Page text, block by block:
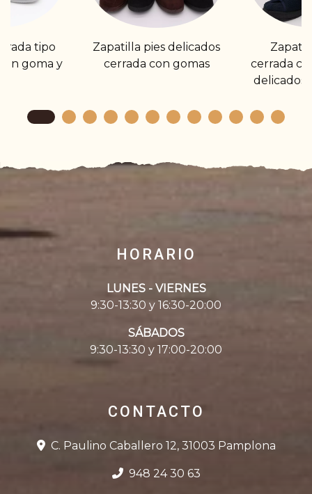
tipo
goma y
Zapatilla pies delicados
cerrada con gomas
cerrada
HORARIO
LUNES - VIERNES
9:30-13:30 y 16:30-20:00
SÁBADOS
9:30-13:30 y 17:00-20:00
CONTACTO
C. Paulino Caballero 12, 31003 Pamplona
948 24 30 63